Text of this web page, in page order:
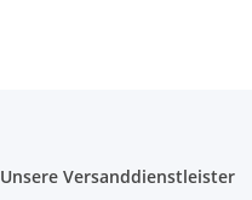
Unsere Versanddienstleister